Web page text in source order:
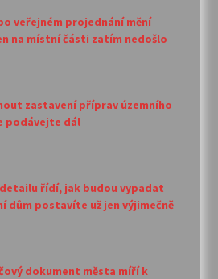
po veřejném projednání mění
na místní části zatím nedošlo
zastavení příprav územního
podávejte dál
řídí, jak budou vypadat
dům postavíte už jen výjimečně
dokument města míří k